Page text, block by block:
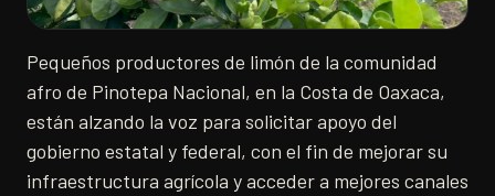
Pequeños productores de limón de la comunidad
afro de Pinotepa Nacional, en la Costa de Oaxaca,
están alzando la voz para solicitar apoyo del
gobierno estatal y federal, con el fin de mejorar su
infraestructura agrícola y acceder a mejores canales